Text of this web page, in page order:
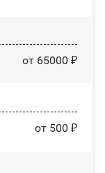
от 65000 ₽
от 500 ₽